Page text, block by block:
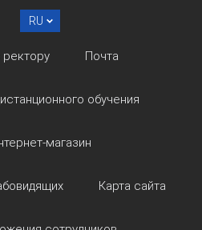
RU
Почта
обучения
магазин
Карта сайта